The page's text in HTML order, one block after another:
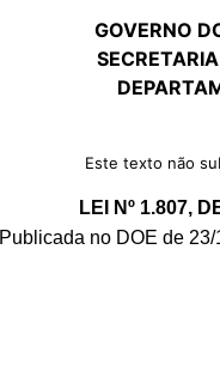
GOVERNO
Este texto não
LEI Nº 1.807,
Publicada no DOE de